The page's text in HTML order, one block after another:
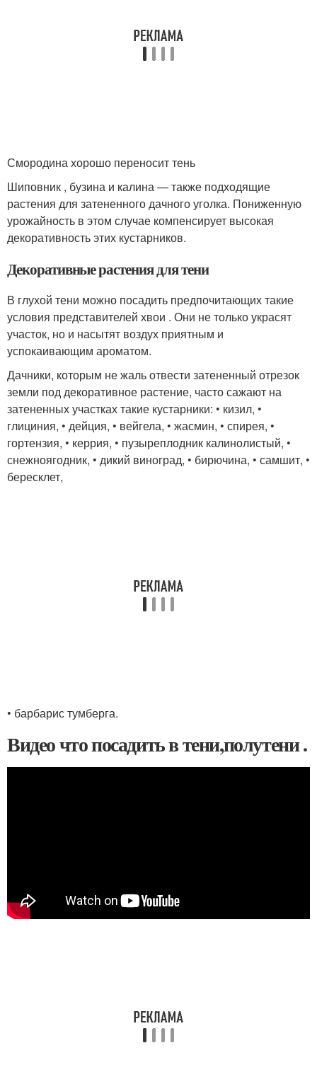
Смородина хорошо переносит тень
Шиповник , бузина и калина — также подходящие
растения для затененного дачного уголка. Пониженную
урожайность в этом случае компенсирует высокая
декоративность этих кустарников.
Декоративные растения для тени
В глухой тени можно посадить предпочитающих такие
условия представителей хвои . Они не только украсят
участок, но и насытят воздух приятным и
успокаивающим ароматом.
Дачники, которым не жаль отвести затененный отрезок
земли под декоративное растение, часто сажают на
затененных участках такие кустарники: • кизил, •
глициния, • дейция, • вейгела, • жасмин, • спирея, •
гортензия, • керрия, • пузыреплодник калинолистый, •
снежноягодник, • дикий виноград, • бирючина, • самшит, •
бересклет,
• барбарис тумберга.
Видео что посадить в тени,полутени .